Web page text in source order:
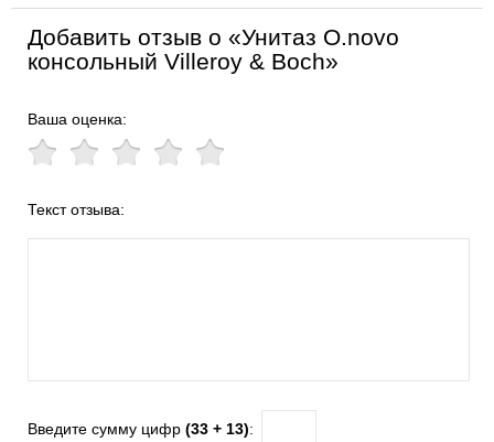
Добавить отзыв о «Унитаз O.novo
консольный Villeroy & Boch»
Ваша оценка:
Текст отзыва:
Введите сумму цифр (33 + 13):